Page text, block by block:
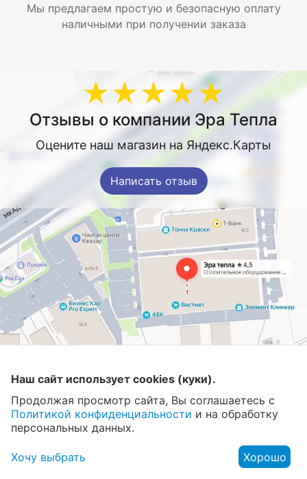
Мы предлагаем простую и безопасную оплату
наличными при получении заказа
★★★★★
Отзывы о компании Эра Тепла
Оцените наш магазин на Яндекс.Карты
Написать отзыв
Магазин
Контакты
© 2008 - 2026 Эра Тепла. Интернет магазин отопительных
Наш сайт использует cookies (куки).
Продолжая просмотр сайта, Вы соглашаетесь с
Политикой конфиденциальности и на обработку
персональных данных.
Хочу выбрать Хорошо